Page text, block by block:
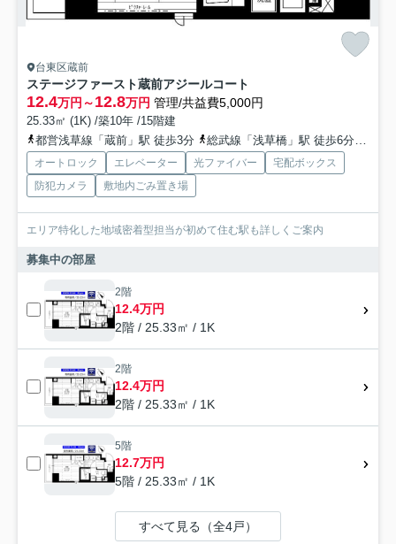
台東区蔵前
ステージファースト蔵前アジールコート
12.4万円～12.8万円 管理/共益費5,000円
25.33㎡ (1K) /築10年 /15階建
都営浅草線「蔵前」駅 徒歩3分
総武線「浅草橋」駅 徒歩6分
オートロック エレベーター 光ファイバー
宅配ボックス
防犯カメラ
敷地内ごみ置き場
エリア特化した地域密着型担当が初めて住む駅も詳しくご案内
募集中の部屋
2階
12.4万円
2階 / 25.33㎡ / 1K
2階
12.4万円
2階 / 25.33㎡ / 1K
5階
12.7万円
5階 / 25.33㎡ / 1K
すべて見る（全4戸）